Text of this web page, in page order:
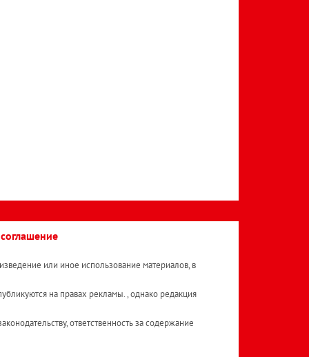
или иное использование материалов, в
на правах рекламы. , однако редакция
ответственность за содержание